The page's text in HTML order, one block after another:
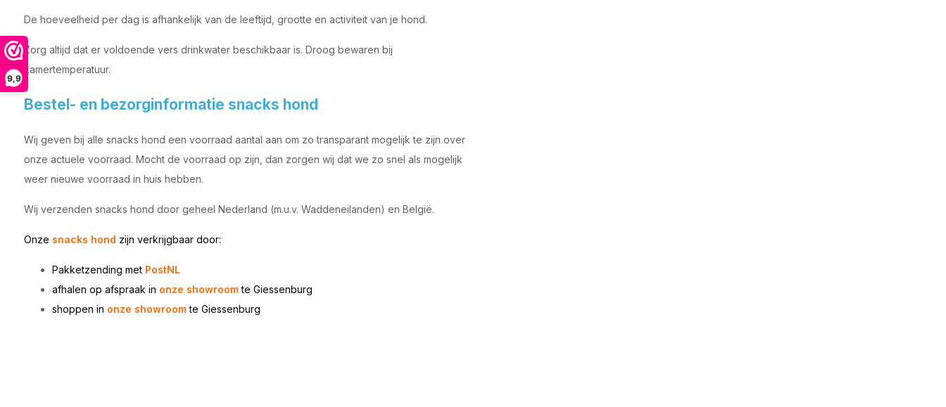
9,9
De hoeveelheid per dag is afhankelijk van de leeftijd, grootte en activiteit van je hond.
Zorg altijd dat er voldoende vers drinkwater beschikbaar is. Droog bewaren bij
kamertemperatuur.
Bestel- en bezorginformatie snacks hond
Wij geven bij alle snacks hond een voorraad aantal aan om zo transparant mogelijk te zijn over
onze actuele voorraad. Mocht de voorraad op zijn, dan zorgen wij dat we zo snel als mogelijk
weer nieuwe voorraad in huis hebben.
Wij verzenden snacks hond door geheel Nederland (m.u.v. Waddeneilanden) en België.
Onze snacks hond zijn verkrijgbaar door:
Pakketzending met PostNL
afhalen op afspraak in onze showroomte Giessenburg
shoppen in onze showroomte Giessenburg